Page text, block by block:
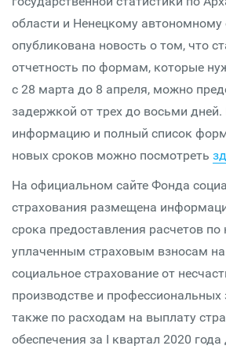
области и Ненецкому автономному
опубликована новость о том, что
отчетность по формам, которые
с 28 марта до 8 апреля, можно
задержкой от трех до восьми
информацию и полный список
новых сроков можно посмотреть
На официальном сайте Фонда
страхования размещена
срока предоставления расчетов
уплаченным страховым взносам на
социальное страхование от
производстве и профессиональных
также по расходам на выплату
обеспечения за I квартал 2020